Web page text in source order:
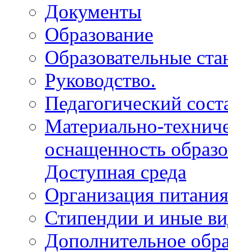
Документы
Образование
Образовательные
Руководство.
Педагогический
Материально-
оснащенность
Доступная среда
Организация питания
Стипендии и иные
Дополнительное